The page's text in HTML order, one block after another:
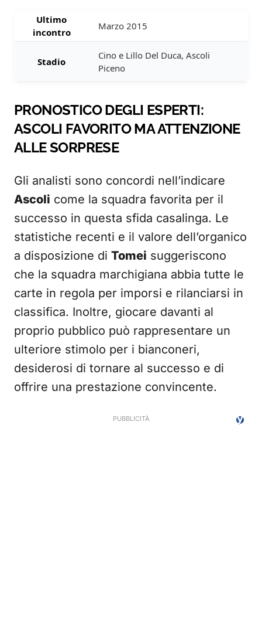
Ultimo
incontro
Marzo 2015
Stadio
Cino e Lillo Del Duca, Ascoli
Piceno
PRONOSTICO DEGLI ESPERTI:
ASCOLI FAVORITO MA ATTENZIONE
ALLE SORPRESE
Gli analisti sono concordi nell’indicare
Ascoli come la squadra favorita per il
successo in questa sfida casalinga. Le
statistiche recenti e il valore dell’organico
a disposizione di Tomei suggeriscono
che la squadra marchigiana abbia tutte le
carte in regola per imporsi e rilanciarsi in
classifica. Inoltre, giocare davanti al
proprio pubblico può rappresentare un
ulteriore stimolo per i bianconeri,
desiderosi di tornare al successo e di
offrire una prestazione convincente.